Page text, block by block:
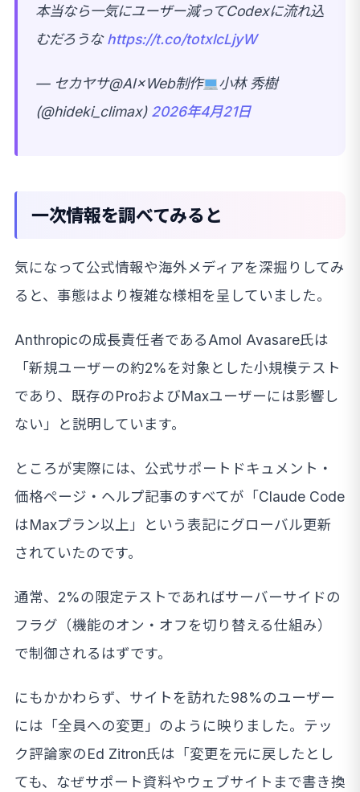
本当なら一気にユーザー減ってCodexに流れ込
むだろうなhttps://t.co/totxlcLjyW
— セカヤサ@AI×Web制作
小林 秀樹
(@hideki_climax) 2026年4月21日
一次情報を調べてみると
気になって公式情報や海外メディアを深掘りしてみ
ると、事態はより複雑な様相を呈していました。
Anthropicの成長責任者であるAmol Avasare氏は
「新規ユーザーの約2%を対象とした小規模テスト
であり、既存のProおよびMaxユーザーには影響し
ない」と説明しています。
ところが実際には、公式サポートドキュメント・
価格ページ・ヘルプ記事のすべてが「Claude Code
はMaxプラン以上」という表記にグローバル更新
されていたのです。
通常、2%の限定テストであればサーバーサイドの
フラグ（機能のオン・オフを切り替える仕組み）
で制御されるはずです。
にもかかわらず、サイトを訪れた98%のユーザー
には「全員への変更」のように映りました。テッ
ク評論家のEd Zitron氏は「変更を元に戻したとし
ても、なぜサポート資料やウェブサイトまで書き換